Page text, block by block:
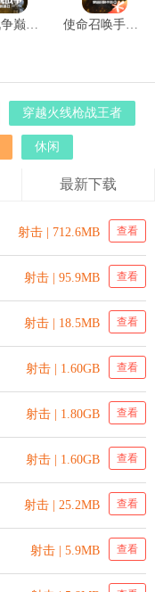
王牌战争巅峰荣耀版本 v14.2 使命召唤手游最新版本 v1.9.46
穿越火线枪战王者
休闲
最新下载
射击 | 712.6MB 查看
射击 | 95.9MB 查看
射击 | 18.5MB 查看
射击 | 1.60GB 查看
射击 | 1.80GB 查看
射击 | 1.60GB 查看
射击 | 25.2MB 查看
射击 | 5.9MB 查看